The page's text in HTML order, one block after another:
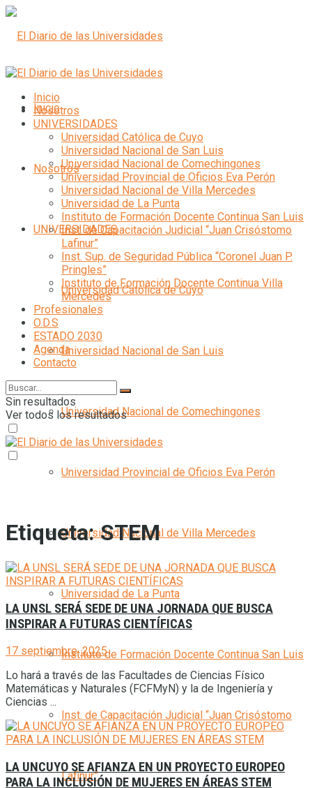
Inicio
Nosotros
UNIVERSIDADES
Universidad Católica de Cuyo
Universidad Nacional de San Luis
Universidad Nacional de Comechingones
Universidad Provincial de Oficios Eva Perón
Universidad Nacional de Villa Mercedes
Universidad de La Punta
Instituto de Formación Docente Continua San Luis
Inst. de Capacitación Judicial “Juan Crisóstomo
Lafinur”
Inicio
Nosotros
UNIVERSIDADES
Universidad Católica de Cuyo
Universidad Nacional de San Luis
Universidad Nacional de Comechingones
Universidad Provincial de Oficios Eva Perón
Universidad Nacional de Villa Mercedes
Universidad de La Punta
Instituto de Formación Docente Continua San Luis
Inst. de Capacitación Judicial “Juan Crisóstomo
Lafinur”
Inst. Sup. de Seguridad Pública “Coronel Juan P.
Pringles”
Instituto de Formación Docente Continua Villa
Mercedes
Profesionales
O.D.S
ESTADO 2030
Agenda
Contacto
Sin resultados
Ver todos los resultados
Etiqueta:STEM
LA UNSL SERÁ SEDE DE UNA JORNADA QUE BUSCA
INSPIRAR A FUTURAS CIENTÍFICAS
17 septiembre, 2025
Lo hará a través de las Facultades de Ciencias Físico
Matemáticas y Naturales (FCFMyN) y la de Ingeniería y
Ciencias ...
LA UNCUYO SE AFIANZA EN UN PROYECTO EUROPEO
PARA LA INCLUSIÓN DE MUJERES EN ÁREAS STEM